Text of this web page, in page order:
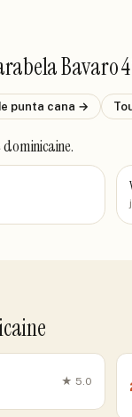
Bavaro
punta cana →
dominicaine.
★ 5.0